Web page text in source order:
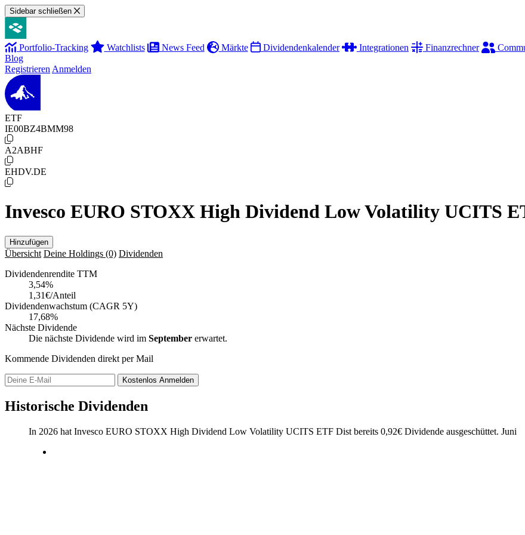
Sidebar schließen
Portfolio-Tracking Watchlists News Feed Märkte Dividendenkalender Integrationen Finanzrechner
Blog
Registrieren Anmelden
ETF
IE00BZ4BMM98
A2ABHF
EHDV.DE
Invesco EURO STOXX High Dividend Low Volatility UCITS
Hinzufügen
Übersicht Deine Holdings (0) Dividenden
Dividendenrendite TTM
3,54%
1,31€/Anteil
Dividendenwachstum (CAGR 5Y)
17,68%
Nächste Dividende
Die nächste Dividende wird im September erwartet.
Kommende Dividenden direkt per Mail
Kostenlos Anmelden
Historische Dividenden
In 2026 hat Invesco EURO STOXX High Dividend Low Volatility UCITS ETF Dist bereits 0,92€ Dividende ausgeschüttet. Juni